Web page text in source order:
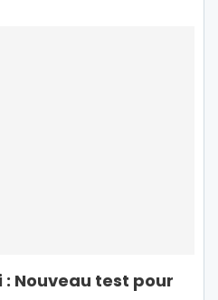
: Nouveau test pour